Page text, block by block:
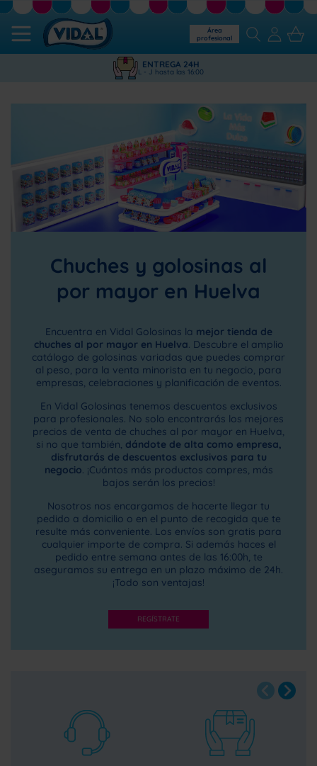
Área
profesional
ENTREGA 24H
L - J hasta las 16:00
Chuches y golosinas al
por mayor en Huelva
Encuentra en Vidal Golosinas la mejor tienda de
chuches al por mayor en Huelva. Descubre el amplio
catálogo de golosinas variadas que puedes comprar
al peso, para la venta minorista en tu negocio, para
empresas, celebraciones y planificación de eventos.
En Vidal Golosinas tenemos descuentos exclusivos
para profesionales. No solo encontrarás los mejores
precios de venta de chuches al por mayor en Huelva,
si no que también, dándote de alta como empresa,
disfrutarás de descuentos exclusivos para tu
negocio. ¡Cuántos más productos compres, más
bajos serán los precios!
Nosotros nos encargamos de hacerte llegar tu
pedido a domicilio o en el punto de recogida que te
resulte más conveniente. Los envíos son gratis para
cualquier importe de compra. Si además haces el
pedido entre semana antes de las 16:00h, te
aseguramos su entrega en un plazo máximo de 24h.
¡Todo son ventajas!
REGÍSTRATE